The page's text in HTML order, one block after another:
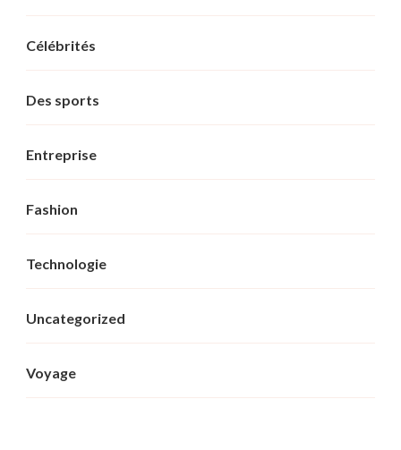
Célébrités
Des sports
Entreprise
Fashion
Technologie
Uncategorized
Voyage